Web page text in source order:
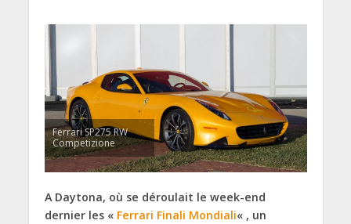
Ferrari SP275 RW
Competizione
A Daytona, où se déroulait le week-end
dernier les « Ferrari Finali Mondiali« , un